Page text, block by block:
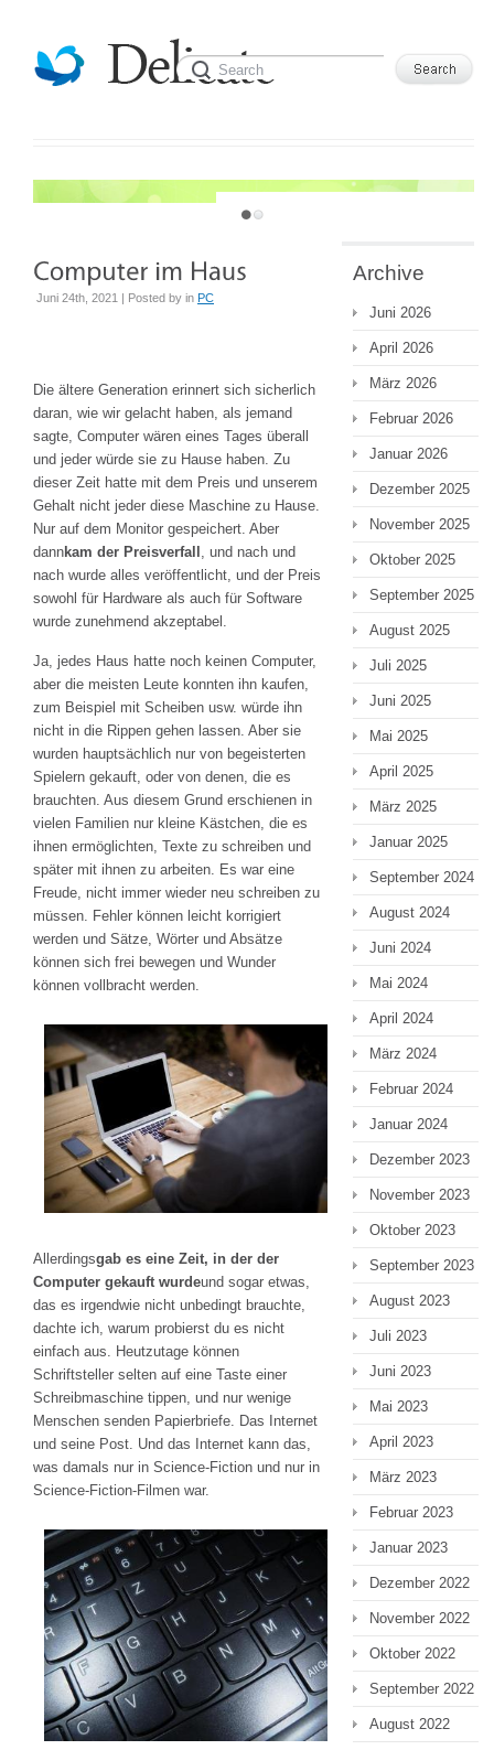
JUST ANOTHER WORDPRESS SITE
Juni 24th, 2021 | Posted by in PC
Die ältere Generation erinnert sich sicherlich
daran, wie wir gelacht haben, als jemand
sagte, Computer wären eines Tages überall
und jeder würde sie zu Hause haben. Zu
dieser Zeit hatte mit dem Preis und unserem
Gehalt nicht jeder diese Maschine zu Hause.
Nur auf dem Monitor gespeichert. Aber
dannkam der Preisverfall , und nach und
nach wurde alles veröffentlicht, und der Preis
sowohl für Hardware als auch für Software
wurde zunehmend akzeptabel.
Ja, jedes Haus hatte noch keinen Computer,
aber die meisten Leute konnten ihn kaufen,
zum Beispiel mit Scheiben usw. würde ihn
nicht in die Rippen gehen lassen. Aber sie
wurden hauptsächlich nur von begeisterten
Spielern gekauft, oder von denen, die es
brauchten. Aus diesem Grund erschienen in
vielen Familien nur kleine Kästchen, die es
ihnen ermöglichten, Texte zu schreiben und
später mit ihnen zu arbeiten. Es war eine
Freude, nicht immer wieder neu schreiben zu
müssen. Fehler können leicht korrigiert
werden und Sätze, Wörter und Absätze
können sich frei bewegen und Wunder
können vollbracht werden.
Allerdingsgab es eine Zeit, in der der
Computer gekauft wurdeund sogar etwas,
das es irgendwie nicht unbedingt brauchte,
dachte ich, warum probierst du es nicht
einfach aus. Heutzutage können
Schriftsteller selten auf eine Taste einer
Schreibmaschine tippen, und nur wenige
Menschen senden Papierbriefe. Das Internet
und seine Post. Und das Internet kann das,
was damals nur in Science-Fiction und nur in
Science-Fiction-Filmen war.
Archive
Juni 2026
April 2026
März 2026
Februar 2026
Januar 2026
Dezember 2025
November 2025
Oktober 2025
September 2025
August 2025
Juli 2025
Juni 2025
Mai 2025
April 2025
März 2025
Januar 2025
September 2024
August 2024
Juni 2024
Mai 2024
April 2024
März 2024
Februar 2024
Januar 2024
Dezember 2023
November 2023
Oktober 2023
September 2023
August 2023
Juli 2023
Juni 2023
Mai 2023
April 2023
März 2023
Februar 2023
Januar 2023
Dezember 2022
November 2022
Oktober 2022
September 2022
August 2022